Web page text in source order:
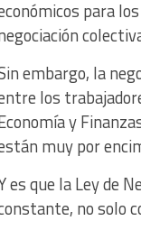
para
embargo, la
los
y
muy por
es que la Ley de
no solo